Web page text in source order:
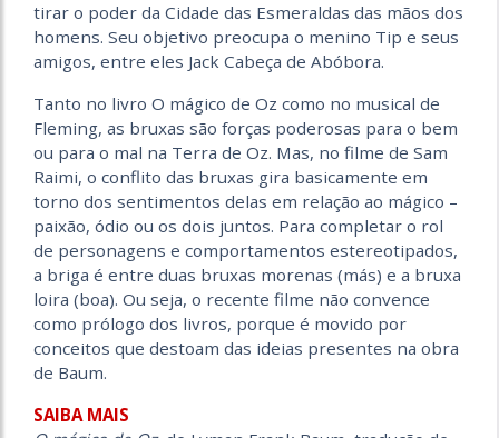
tirar o poder da Cidade das Esmeraldas das mãos dos
homens. Seu objetivo preocupa o menino Tip e seus
amigos, entre eles Jack Cabeça de Abóbora.
Tanto no livro O mágico de Oz como no musical de
Fleming, as bruxas são forças poderosas para o bem
ou para o mal na Terra de Oz. Mas, no filme de Sam
Raimi, o conflito das bruxas gira basicamente em
torno dos sentimentos delas em relação ao mágico –
paixão, ódio ou os dois juntos. Para completar o rol
de personagens e comportamentos estereotipados,
a briga é entre duas bruxas morenas (más) e a bruxa
loira (boa). Ou seja, o recente filme não convence
como prólogo dos livros, porque é movido por
conceitos que destoam das ideias presentes na obra
de Baum.
SAIBA MAIS